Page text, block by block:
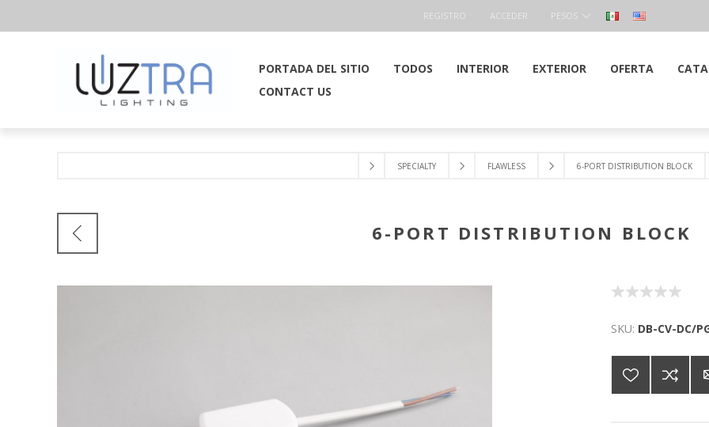
REGISTRO ACCEDER PESOS
PORTADA DEL SITIO TODOS INTERIOR EXTERIOR OFERTA
CONTACT US
SPECIALTY FLAWLESS 6-PORT DISTRIBUTION BLOCK
6-PORT DISTRIBUTION BLOCK
SKU: DB-CV-DC/